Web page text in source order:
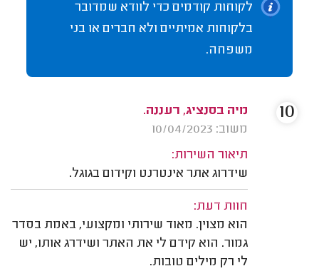
לקוחות קודמים כדי לוודא שמדובר
בלקוחות אמיתיים ולא חברים או בני
משפחה.
מיה בסנציג, רעננה.
משוב: 10/04/2023
תיאור השירות:
שידרוג אתר אינטרנט וקידום בגוגל.
חוות דעת:
הוא מצוין. מאוד שירותי ומקצועי, באמת בסדר
גמור. הוא קידם לי את האתר ושידרג אותו, יש
לי רק מילים טובות.
10